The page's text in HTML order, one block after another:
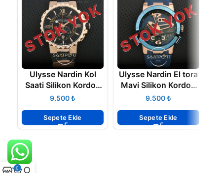
STOK YOK
Ulysse Nardin Kol
Saati Silikon Kordon
44 mm
₺
Sepete Ekle
STOK YOK
Ulysse Nardin El tora
Mavi Silikon Kordon
Otomatik Kol saati
₺
Sepete Ekle
0